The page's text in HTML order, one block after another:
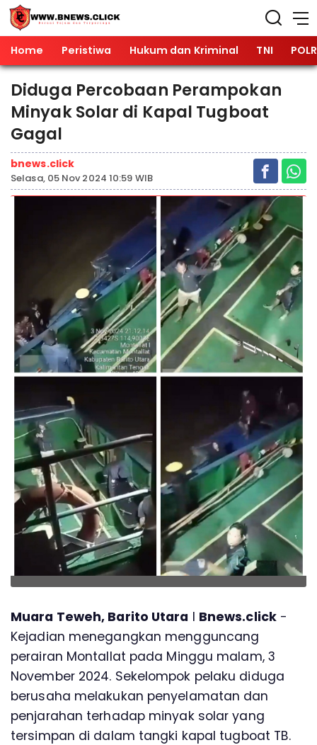
Home Peristiwa Hukum dan Kriminal TNI
Diduga Percobaan Perampokan
Minyak Solar di Kapal Tugboat
Gagal
bnews.click
Selasa, 05 Nov 2024 10:59 WIB
Muara Teweh, Barito Utara l Bnews.click-
Kejadian menegangkan mengguncang
perairan Montallat pada Minggu malam, 3
November 2024. Sekelompok pelaku diduga
berusaha melakukan penyelamatan dan
penjarahan terhadap minyak solar yang
tersimpan di dalam tangki kapal tugboat TB.